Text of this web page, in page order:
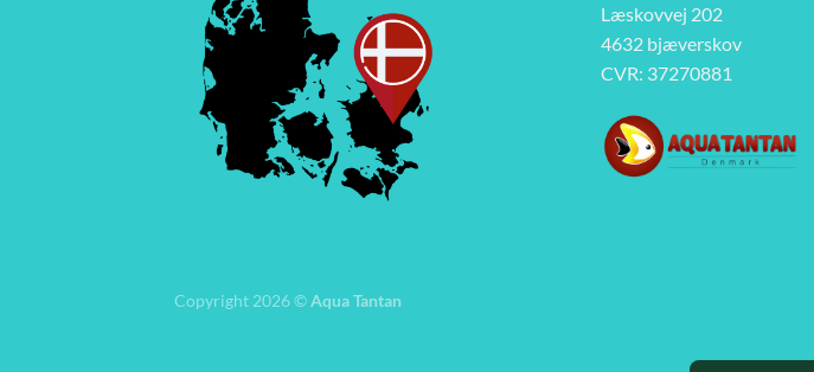
Læskovvej 202
4632 bjæverskov
CVR: 37270881
Copyright 2026 ©Aqua Tantan